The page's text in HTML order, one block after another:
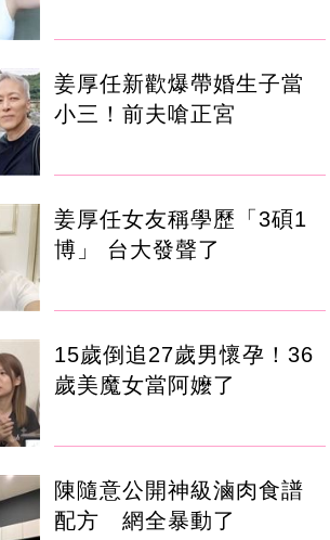
姜厚任新歡爆帶婚生子當
小三！前夫嗆正宮
姜厚任女友稱學歷「3碩1
博」 台大發聲了
15歲倒追27歲男懷孕！36
歲美魔女當阿嬤了
陳隨意公開神級滷肉食譜
配方 網全暴動了